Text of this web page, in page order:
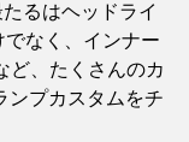
るはヘッドライ
でなく、インナー
ど、たくさんのカ
ンプカスタムをチ